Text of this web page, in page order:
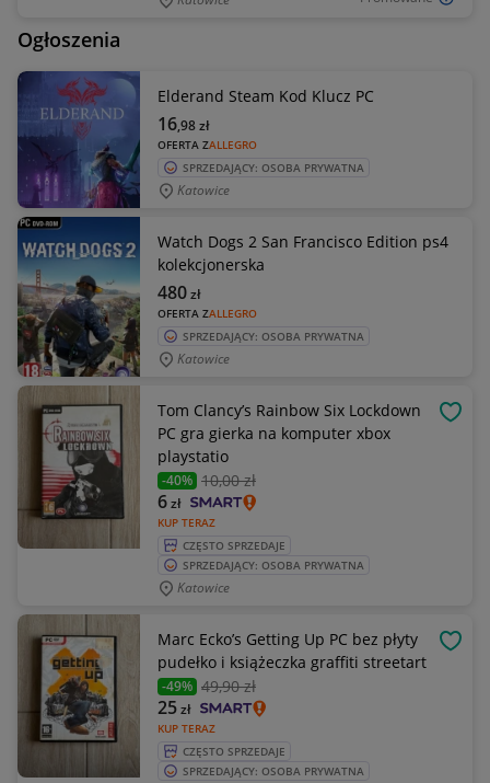
Ogłoszenia
Elderand Steam Kod Klucz PC
OFERTA ZALLEGRO
16,98zł
SPRZEDAJĄCY: OSOBA PRYWATNA
Katowice
Watch Dogs 2 San Francisco Edition ps4
kolekcjonerska
OFERTA ZALLEGRO
480zł
SPRZEDAJĄCY: OSOBA PRYWATNA
Katowice
Tom Clancy’s Rainbow Six Lockdown
PC gra gierka na komputer xbox
playstatio
-40% 10,00 zł
KUP TERAZ
6zł
CZĘSTO SPRZEDAJE
SPRZEDAJĄCY: OSOBA PRYWATNA
Katowice
Marc Ecko’s Getting Up PC bez płyty
pudełko i książeczka graffiti streetart
-49% 49,90 zł
KUP TERAZ
25zł
CZĘSTO SPRZEDAJE
SPRZEDAJĄCY: OSOBA PRYWATNA